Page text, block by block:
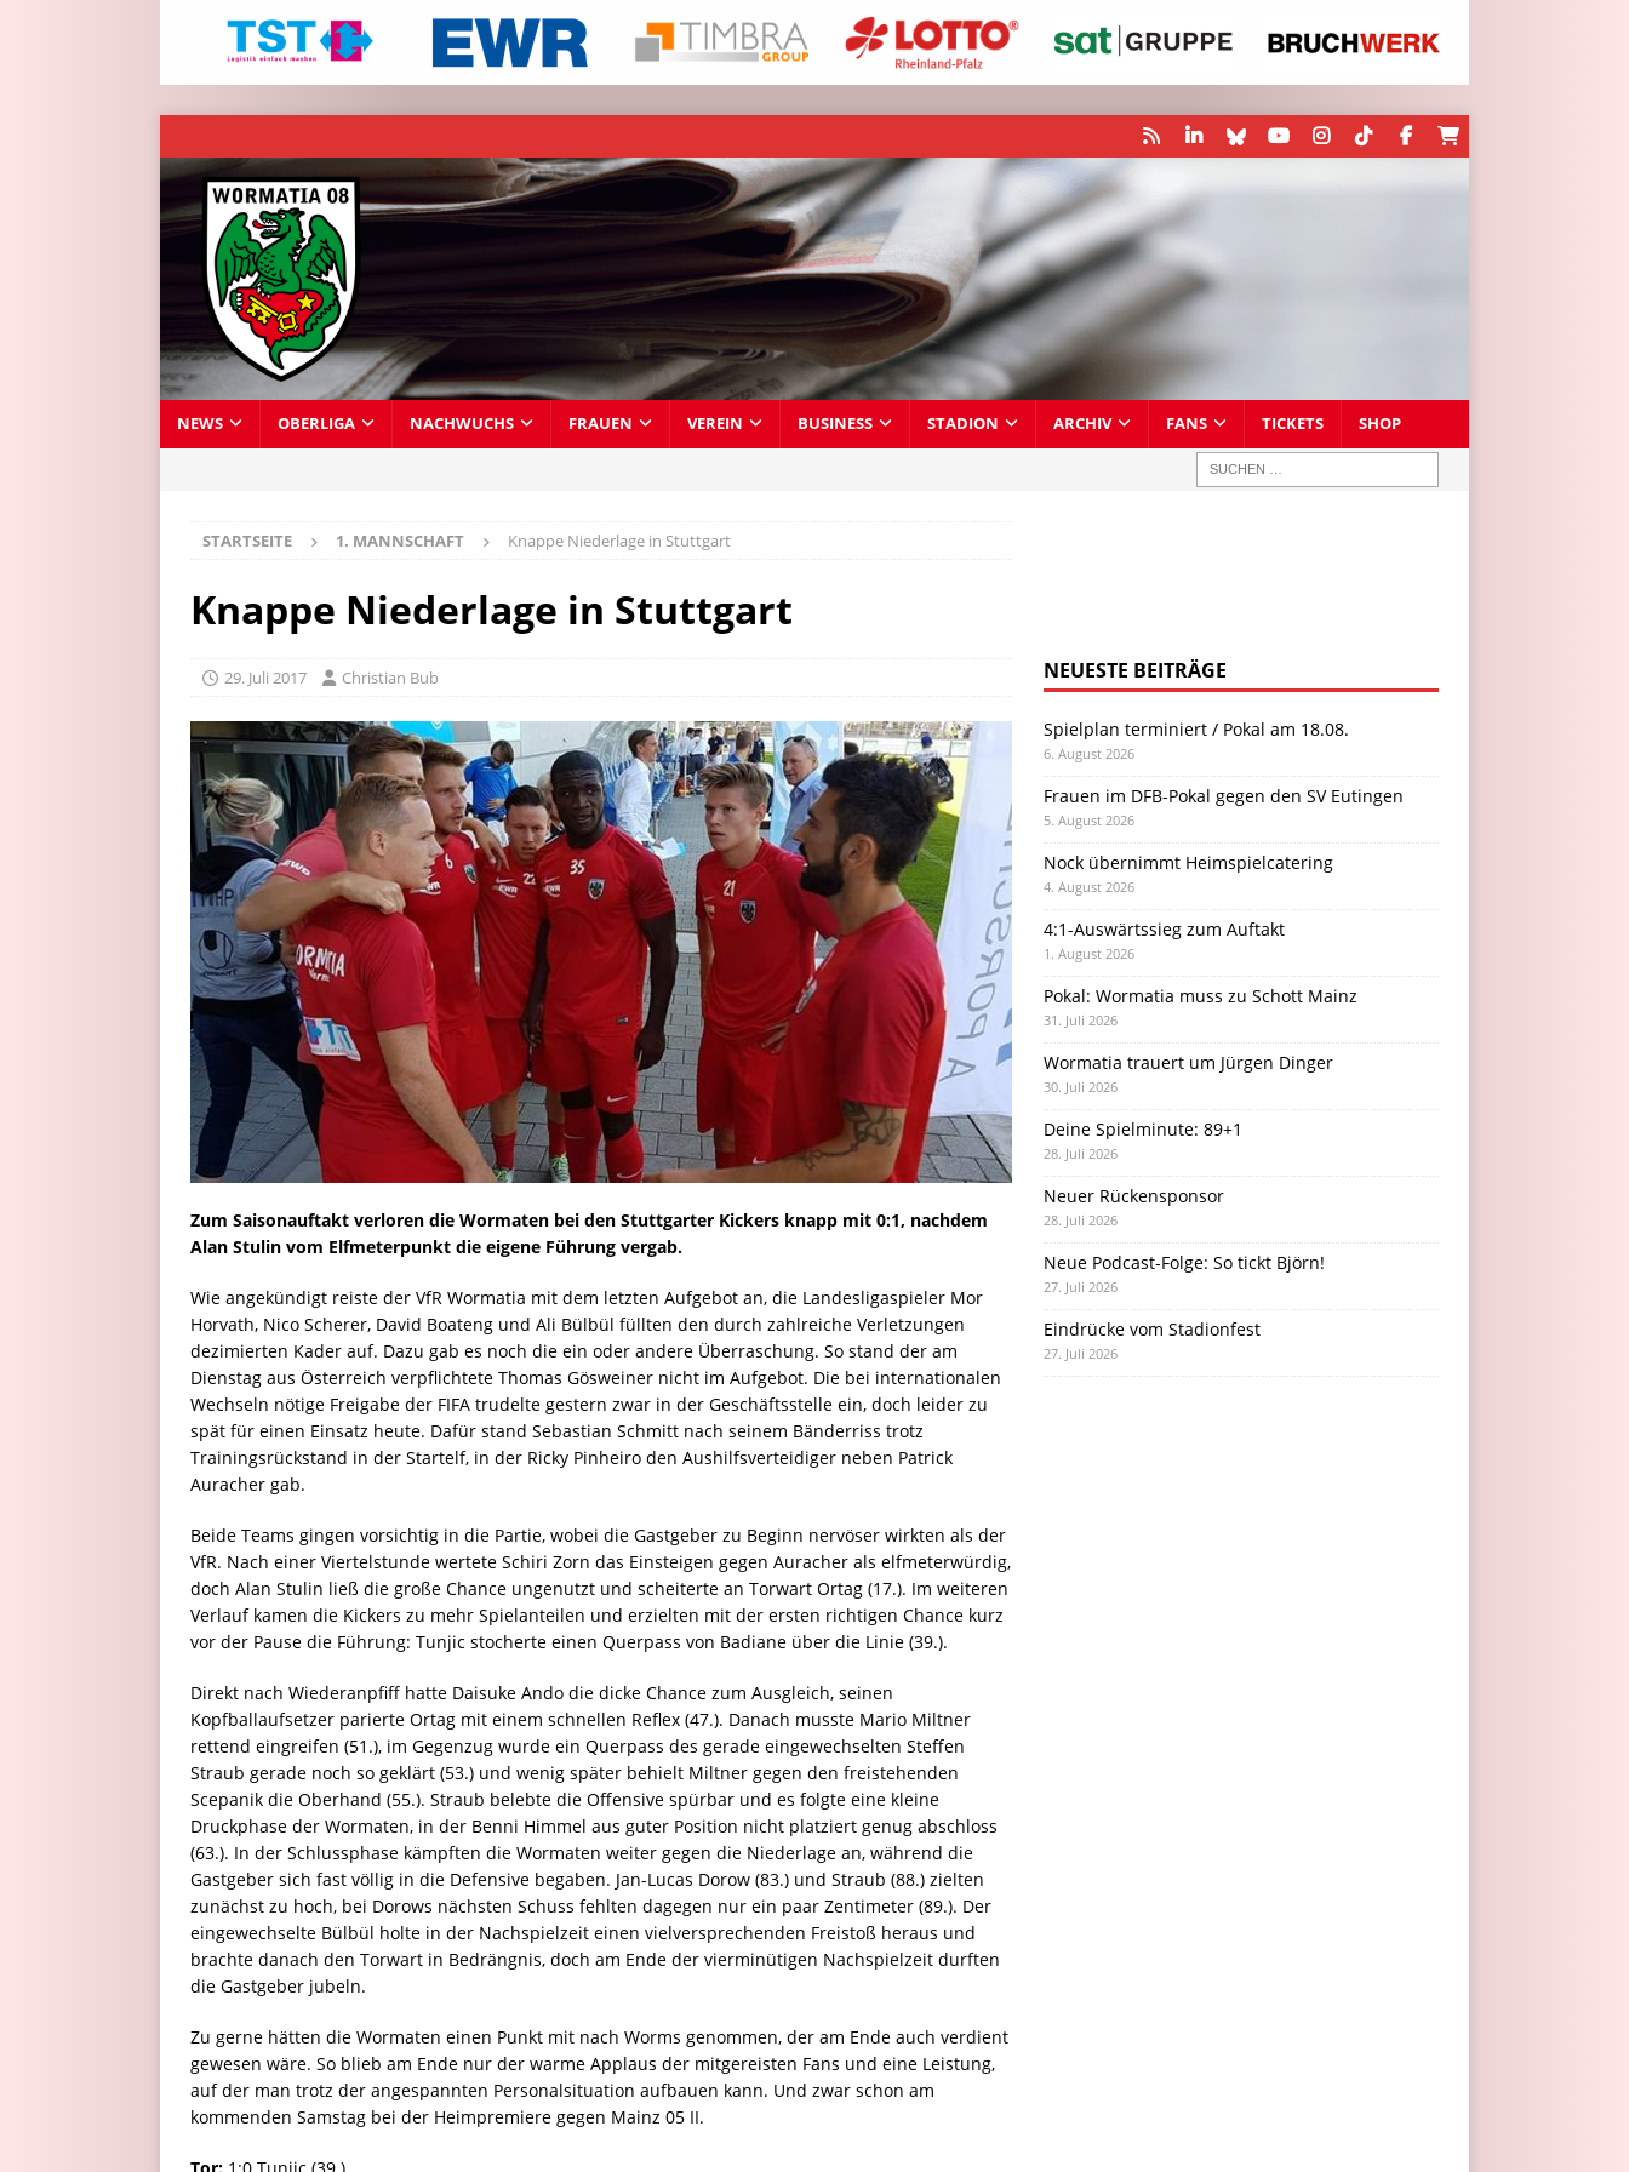
NEWS OBERLIGA NACHWUCHS FRAUEN VEREIN BUSINESS STADION ARCHIV FANS TICKETS SHOP
STARTSEITE 1. MANNSCHAFT Knappe Niederlage in Stuttgart
Knappe Niederlage in Stuttgart
29. Juli 2017 Christian Bub
Zum Saisonauftakt verloren die Wormaten bei den Stuttgarter Kickers knapp mit 0:1, nachdem
Alan Stulin vom Elfmeterpunkt die eigene Führung vergab.
Wie angekündigt reiste der VfR Wormatia mit dem letzten Aufgebot an, die Landesligaspieler Mor
Horvath, Nico Scherer, David Boateng und Ali Bülbül füllten den durch zahlreiche Verletzungen
dezimierten Kader auf. Dazu gab es noch die ein oder andere Überraschung. So stand der am
Dienstag aus Österreich verpflichtete Thomas Gösweiner nicht im Aufgebot. Die bei internationalen
Wechseln nötige Freigabe der FIFA trudelte gestern zwar in der Geschäftsstelle ein, doch leider zu
spät für einen Einsatz heute. Dafür stand Sebastian Schmitt nach seinem Bänderriss trotz
Trainingsrückstand in der Startelf, in der Ricky Pinheiro den Aushilfsverteidiger neben Patrick
Auracher gab.
Beide Teams gingen vorsichtig in die Partie, wobei die Gastgeber zu Beginn nervöser wirkten als der
VfR. Nach einer Viertelstunde wertete Schiri Zorn das Einsteigen gegen Auracher als elfmeterwürdig,
doch Alan Stulin ließ die große Chance ungenutzt und scheiterte an Torwart Ortag (17.). Im weiteren
Verlauf kamen die Kickers zu mehr Spielanteilen und erzielten mit der ersten richtigen Chance kurz
vor der Pause die Führung: Tunjic stocherte einen Querpass von Badiane über die Linie (39.).
Direkt nach Wiederanpfiff hatte Daisuke Ando die dicke Chance zum Ausgleich, seinen
Kopfballaufsetzer parierte Ortag mit einem schnellen Reflex (47.). Danach musste Mario Miltner
rettend eingreifen (51.), im Gegenzug wurde ein Querpass des gerade eingewechselten Steffen
Straub gerade noch so geklärt (53.) und wenig später behielt Miltner gegen den freistehenden
Scepanik die Oberhand (55.). Straub belebte die Offensive spürbar und es folgte eine kleine
Druckphase der Wormaten, in der Benni Himmel aus guter Position nicht platziert genug abschloss
(63.). In der Schlussphase kämpften die Wormaten weiter gegen die Niederlage an, während die
Gastgeber sich fast völlig in die Defensive begaben. Jan-Lucas Dorow (83.) und Straub (88.) zielten
zunächst zu hoch, bei Dorows nächsten Schuss fehlten dagegen nur ein paar Zentimeter (89.). Der
eingewechselte Bülbül holte in der Nachspielzeit einen vielversprechenden Freistoß heraus und
brachte danach den Torwart in Bedrängnis, doch am Ende der vierminütigen Nachspielzeit durften
die Gastgeber jubeln.
Zu gerne hätten die Wormaten einen Punkt mit nach Worms genommen, der am Ende auch verdient
gewesen wäre. So blieb am Ende nur der warme Applaus der mitgereisten Fans und eine Leistung,
auf der man trotz der angespannten Personalsituation aufbauen kann. Und zwar schon am
kommenden Samstag bei der Heimpremiere gegen Mainz 05 II.
NEUESTE BEITRÄGE
Spielplan terminiert / Pokal am 18.08.
6. August 2026
Frauen im DFB-Pokal gegen den SV Eutingen
5. August 2026
Nock übernimmt Heimspielcatering
4. August 2026
4:1-Auswärtssieg zum Auftakt
1. August 2026
Pokal: Wormatia muss zu Schott Mainz
31. Juli 2026
Wormatia trauert um Jürgen Dinger
30. Juli 2026
Deine Spielminute: 89+1
28. Juli 2026
Neuer Rückensponsor
28. Juli 2026
Neue Podcast-Folge: So tickt Björn!
27. Juli 2026
Eindrücke vom Stadionfest
27. Juli 2026